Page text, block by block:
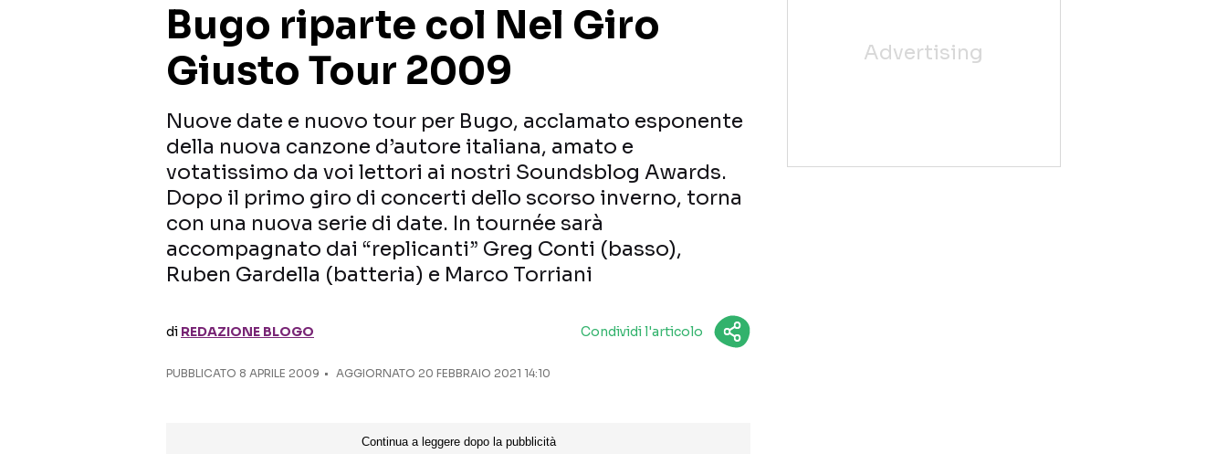
Bugo riparte col Nel Giro
Giusto Tour 2009
Nuove date e nuovo tour per Bugo, acclamato esponente
della nuova canzone d’autore italiana, amato e
votatissimo da voi lettori ai nostri Soundsblog Awards.
Dopo il primo giro di concerti dello scorso inverno, torna
con una nuova serie di date. In tournée sarà
accompagnato dai “replicanti” Greg Conti (basso),
Ruben Gardella (batteria) e Marco Torriani
di REDAZIONE BLOGO Condividi l'articolo
PUBBLICATO 8 APRILE 2009 AGGIORNATO 20 FEBBRAIO 2021 14:10